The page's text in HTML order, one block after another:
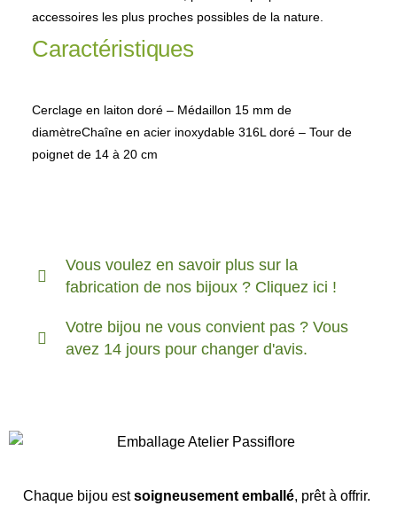
accessoires les plus proches possibles de la nature.
Caractéristiques
Cerclage en laiton doré – Médaillon 15 mm de
diamètreChaîne en acier inoxydable 316L doré – Tour de
poignet de 14 à 20 cm
Vous voulez en savoir plus sur la
fabrication de nos bijoux ? Cliquez ici !
Votre bijou ne vous convient pas ? Vous
avez 14 jours pour changer d'avis.
Chaque bijou estsoigneusement emballé, prêt à offrir.